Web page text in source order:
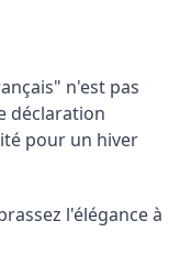
n'est pas
déclaration
pour un hiver
l'élégance à